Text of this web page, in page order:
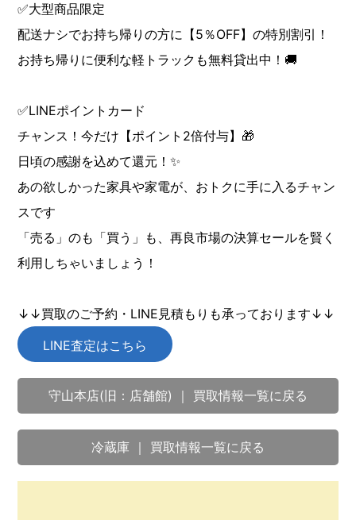
✅大型商品限定
配送ナシでお持ち帰りの方に【5％OFF】の特別割引！
お持ち帰りに便利な軽トラックも無料貸出中！🚚
✅LINEポイントカード
チャンス！今だけ【ポイント2倍付与】🎁
日頃の感謝を込めて還元！✨
あの欲しかった家具や家電が、おトクに手に入るチャン
スです
「売る」のも「買う」も、再良市場の決算セールを賢く
利用しちゃいましょう！
↓↓買取のご予約・LINE見積もりも承っております↓↓
LINE査定はこちら
守山本店(旧：店舗館) ｜ 買取情報一覧に戻る
冷蔵庫 ｜ 買取情報一覧に戻る